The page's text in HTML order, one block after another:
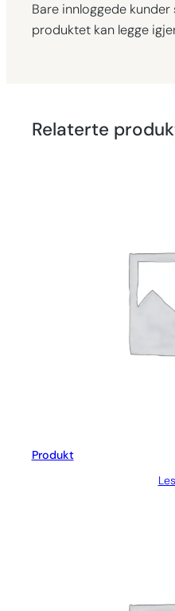
Bare innloggede
produktet kan legge
Relaterte
Produkt